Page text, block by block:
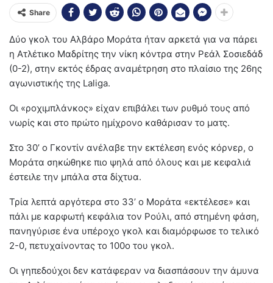
Share
Δύο γκολ του Αλβάρο Μοράτα ήταν αρκετά για να πάρει
η Ατλέτικο Μαδρίτης την νίκη κόντρα στην Ρεάλ Σοσιεδάδ
(0-2), στην εκτός έδρας αναμέτρηση στο πλαίσιο της 26ης
αγωνιστικής της Laliga.
Οι «ροχιμπλάνκος» είχαν επιβάλει των ρυθμό τους από
νωρίς και στο πρώτο ημίχρονο καθάρισαν το ματς.
Στο 30’ ο Γκοντίν ανέλαβε την εκτέλεση ενός κόρνερ, ο
Μοράτα σηκώθηκε πιο ψηλά από όλους και με κεφαλιά
έστειλε την μπάλα στα δίχτυα.
Τρία λεπτά αργότερα στο 33’ ο Μοράτα «εκτέλεσε» και
πάλι με καρφωτή κεφάλια τον Ρούλι, από στημένη φάση,
πανηγύρισε ένα υπέροχο γκολ και διαμόρφωσε το τελικό
2-0, πετυχαίνοντας το 100ο του γκολ.
Οι γηπεδούχοι δεν κατάφεραν να διασπάσουν την άμυνα